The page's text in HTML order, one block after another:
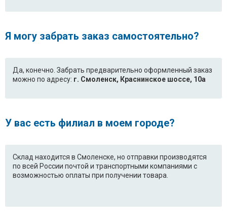
Я могу забрать заказ самостоятельно?
Да, конечно. Забрать предварительно оформленный заказ
можно по адресу: г. Смоленск, Краснинское шоссе, 10а
У вас есть филиал в моем городе?
Склад находится в Смоленске, но отправки производятся
по всей России почтой и транспортными компаниями с
возможностью оплаты при получении товара.